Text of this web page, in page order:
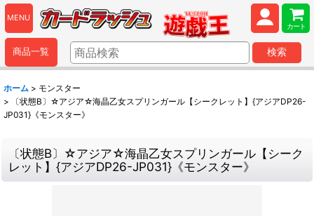
MENU
カート
商品一覧 検索
ホーム > モンスター
>
〔状態B〕☆アジア☆海晶乙女スプリンガール【シークレット】{アジアDP26-
JP031}《モンスター》
〔状態B〕☆アジア☆海晶乙女スプリンガール【シーク
レット】{アジアDP26-JP031}《モンスター》